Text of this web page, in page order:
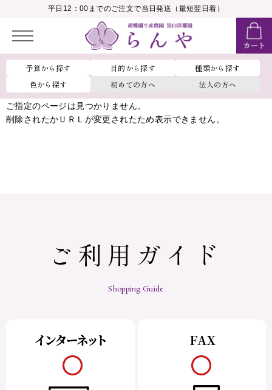
平日12：00までのご注文で当日発送（最短翌日着）
予算から探す 目的から探す
種類から探す
色から探す
初めての方へ 法人の方へ
会員ランク：__MEMBER_RANK_NAME__
ご指定のページは見つかりません。
削除されたかＵＲＬが変更されたため表示できません。
ご利用ガイド
Shopping Guide